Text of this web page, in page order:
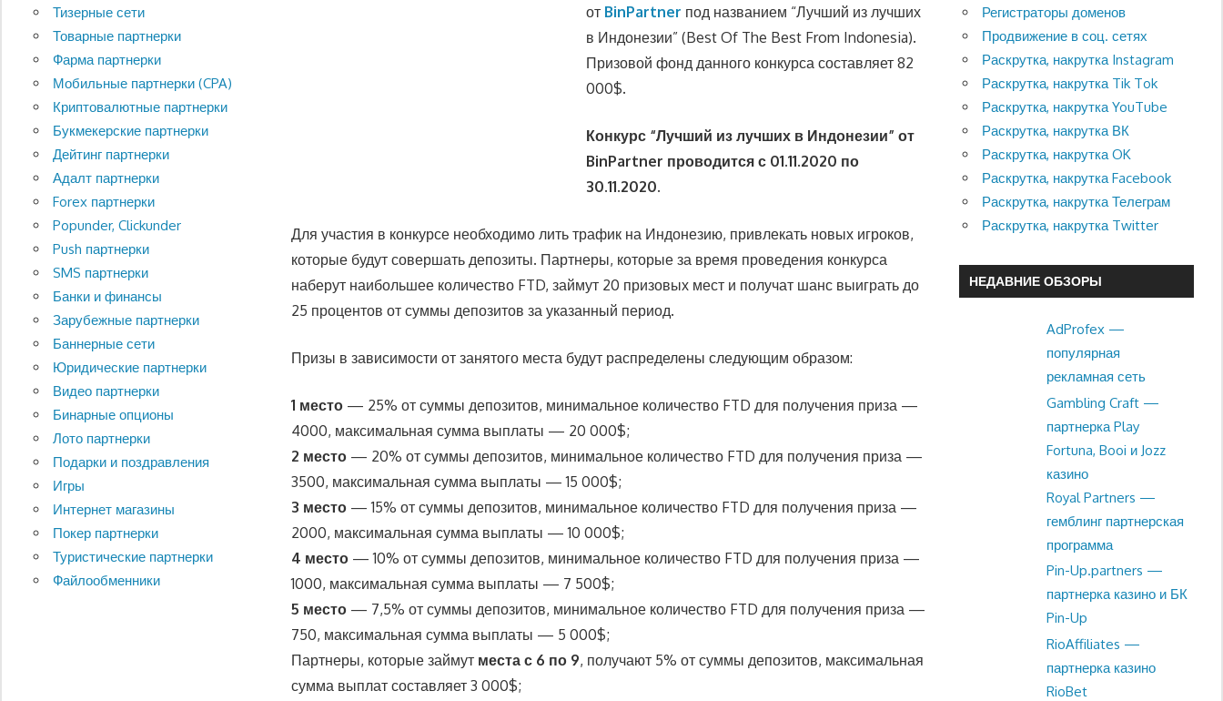
от BinPartner под названием “Лучший из лучших
в Индонезии” (Best Of The Best From Indonesia).
Призовой фонд данного конкурса составляет 82
000$.
Конкурс “Лучший из лучших в Индонезии” от
BinPartner проводится с 01.11.2020 по
30.11.2020.
Для участия в конкурсе необходимо лить трафик на Индонезию, привлекать новых игроков,
которые будут совершать депозиты. Партнеры, которые за время проведения конкурса
наберут наибольшее количество FTD, займут 20 призовых мест и получат шанс выиграть до
25 процентов от суммы депозитов за указанный период.
Призы в зависимости от занятого места будут распределены следующим образом:
1 место — 25% от суммы депозитов, минимальное количество FTD для получения приза —
4000, максимальная сумма выплаты — 20 000$;
2 место — 20% от суммы депозитов, минимальное количество FTD для получения приза —
3500, максимальная сумма выплаты — 15 000$;
3 место — 15% от суммы депозитов, минимальное количество FTD для получения приза —
2000, максимальная сумма выплаты — 10 000$;
4 место — 10% от суммы депозитов, минимальное количество FTD для получения приза —
1000, максимальная сумма выплаты — 7 500$;
5 место — 7,5% от суммы депозитов, минимальное количество FTD для получения приза —
750, максимальная сумма выплаты — 5 000$;
Партнеры, которые займут места с 6 по 9, получают 5% от суммы депозитов, максимальная
сумма выплат составляет 3 000$;
Тизерные сети
Товарные партнерки
Фарма партнерки
Мобильные партнерки (CPA)
Криптовалютные партнерки
Букмекерские партнерки
Дейтинг партнерки
Адалт партнерки
Forex партнерки
Popunder, Clickunder
Push партнерки
SMS партнерки
Банки и финансы
Зарубежные партнерки
Баннерные сети
Юридические партнерки
Видео партнерки
Бинарные опционы
Лото партнерки
Подарки и поздравления
Игры
Интернет магазины
Покер партнерки
Туристические партнерки
Файлообменники
Регистраторы доменов
Продвижение в соц. сетях
Раскрутка, накрутка Instagram
Раскрутка, накрутка Tik Tok
Раскрутка, накрутка YouTube
Раскрутка, накрутка ВК
Раскрутка, накрутка OK
Раскрутка, накрутка Facebook
Раскрутка, накрутка Телеграм
Раскрутка, накрутка Twitter
НЕДАВНИЕ ОБЗОРЫ
AdProfex —
популярная
рекламная сеть
Gambling Craft —
партнерка Play
Fortuna, Booi и Jozz
казино
Royal Partners —
гемблинг партнерская
программа
Pin-Up.partners —
партнерка казино и БК
Pin-Up
RioAffiliates —
партнерка казино
RioBet